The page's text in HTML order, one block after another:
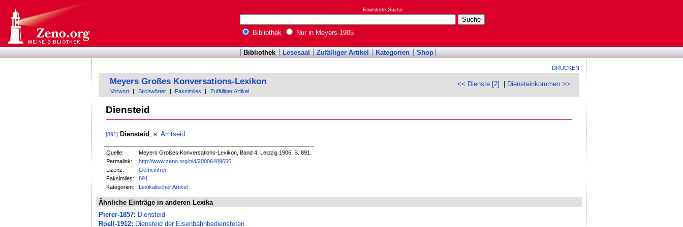
Erweiterte Suche
Bibliothek Nur in Meyers-1905
Bibliothek Lesesaal Zufälliger Artikel Kategorien Shop
DRUCKEN
<< Dienste [2] Diensteinkommen >>
Meyers Großes Konversations-Lexikon
Vorwort Stichwörter Faksimiles Zufälliger Artikel
Diensteid
[891] Diensteid , s. Amtseid
Quelle:
Meyers Großes Konversations-Lexikon, Band 4. Leipzig 1906, S. 891.
Permalink:
http://www.zeno.org/nid/20006489656
Lizenz:
Gemeinfrei
Faksimiles:
891
Kategorien:
Lexikalischer Artikel
Ähnliche Einträge in anderen Lexika
Pierer-1857: Diensteid
Roell-1912: Diensteid der Eisenbahnbediensteten